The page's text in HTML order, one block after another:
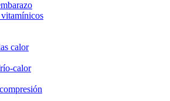
calor
calor